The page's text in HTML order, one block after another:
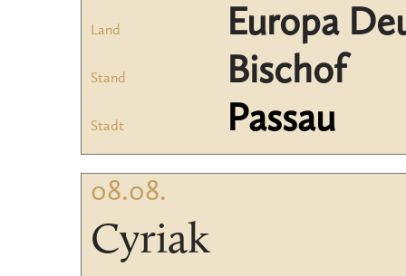
Land Europa
Stand Bischof
Stadt Passau
08.08.
Cyriak